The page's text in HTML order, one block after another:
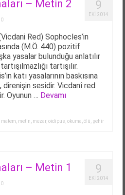
9
EKI 2014
– Metin 2
0
Red) Sophocles’in
(M.Ö. 440) pozitif
yasalar bulunduğu anlatılır
tartışılır.
katı yasalarının baskısına
direnişin sesidir. Vicdanî red
Oyunun … Devamı
matem metin mezar, oidipus okuma ölü şehir
9
EKI 2014
– Metin 1
0